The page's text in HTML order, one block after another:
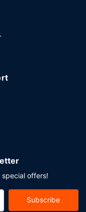
ートル (6071 平方
ます。
offers!
Subscribe